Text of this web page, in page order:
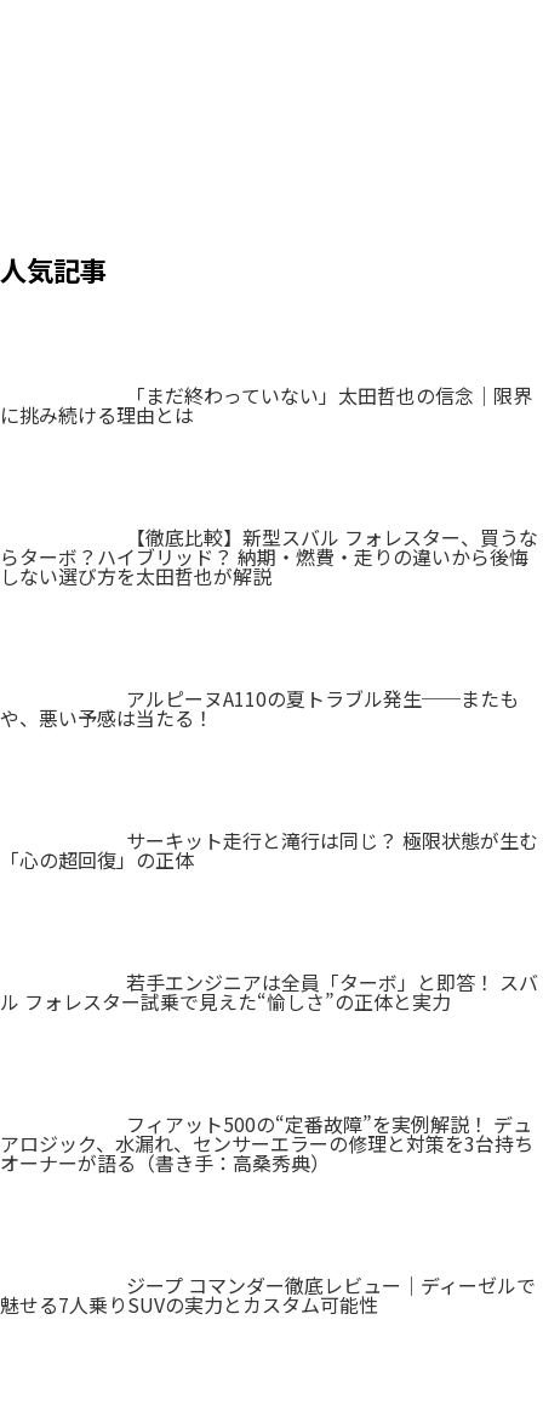
人気記事
「まだ終わっていない」太田哲也の信念｜限界
に挑み続ける理由とは
【徹底比較】新型スバル フォレスター、買うな
らターボ？ハイブリッド？ 納期・燃費・走りの違いから後悔
しない選び方を太田哲也が解説
アルピーヌA110の夏トラブル発生──またも
や、悪い予感は当たる！
サーキット走行と滝行は同じ？ 極限状態が生む
「心の超回復」の正体
若手エンジニアは全員「ターボ」と即答！ スバ
ル フォレスター試乗で見えた“愉しさ”の正体と実力
フィアット500の“定番故障”を実例解説！ デュ
アロジック、水漏れ、センサーエラーの修理と対策を3台持ち
オーナーが語る（書き手：高桑秀典）
ジープ コマンダー徹底レビュー｜ディーゼルで
魅せる7人乗りSUVの実力とカスタム可能性